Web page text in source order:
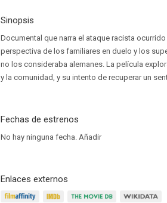
Sinopsis
Documental que narra el ataque racista
perspectiva de los familiares en duelo y los
no los consideraba alemanes. La película
y la comunidad, y su intento de recuperar un
Fechas de estrenos
No hay ninguna fecha. Añadir
Enlaces externos